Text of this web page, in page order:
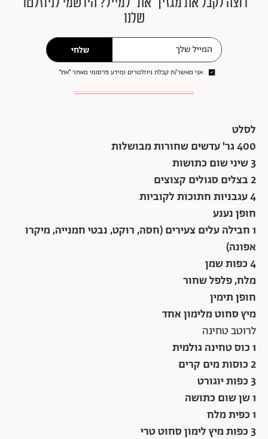
שלנו
שלחי
אני מאשר/ת קבלת ניוזלטרים ומידע פרסומי מאתר ״את״
לסלט
400 גר' עדשים שחורות מבושלות
3 שיני שום כתושות
2 בצלים סגולים קצוצים
4 עגבניות חתוכות לקוביות
חופן נענע
1 חבילה עלים צעירים (חסה, רוקט, נבטי חמנייה, מיקרו
אפונה)
4 כפות שמן
מלח, פלפל שחור
חופן תימין
מיץ סחוט מלימון אחד
לרוטב טחינה
1 כוס טחינה גולמית
2 כוסות מים קרים
3 כפות יוגורט
1 שן שום כתושה
1 כפית מלח
3 כפות מיץ לימון סחוט טרי